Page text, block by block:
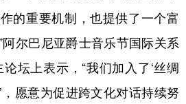
的重要机制，也提供了一个富
尔巴尼亚爵士音乐节国际关系
论坛上表示，“我们加入了‘丝绸
，愿意为促进跨文化对话持续努